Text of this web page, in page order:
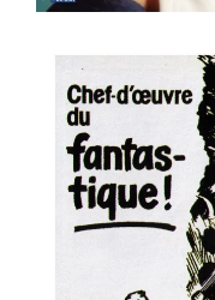
ème